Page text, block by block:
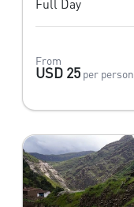
Full Day
From
USD 25 per person